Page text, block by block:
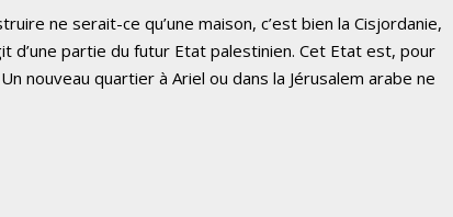
ne serait-ce qu’une maison, c’est bien la Cisjordanie,
d’une partie du futur Etat palestinien. Cet Etat est, pour
nouveau quartier à Ariel ou dans la Jérusalem arabe ne